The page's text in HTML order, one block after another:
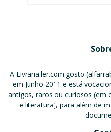
A Livraria.ler.com.gosto
em Junho 2011 e está
antigos, raros ou curiosos (em
e literatura), para além de